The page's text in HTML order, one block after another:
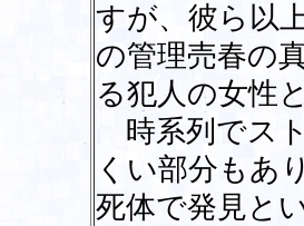
すが、彼ら以
の管理売春の
る犯人の女性
時系列でス
くい部分もあ
死体で発見と